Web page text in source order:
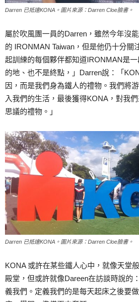
Darren 已抵達KONA。圖片來源：Darren Cloe臉書。
屬於吹風團一員的Darren，雖然今年沒
的 IRONMAN Taiwan，但是他仍十分關
起訓練的每個夥伴都知道IRONMAN是
的地、也不是終點，」Darren說：「
因，而是我們身為鐵人的禮物。我們將
入我們的生活，最後獲得KONA，對我
思議的禮物。」
Darren 已抵達KONA。圖片來源：Darren Cloe臉書。
KONA 或許在某些鐵人心中，就像天堂
殿堂，但或許就像Dareen在訪談時說的
義我們。定義我們的是每天起床之後要